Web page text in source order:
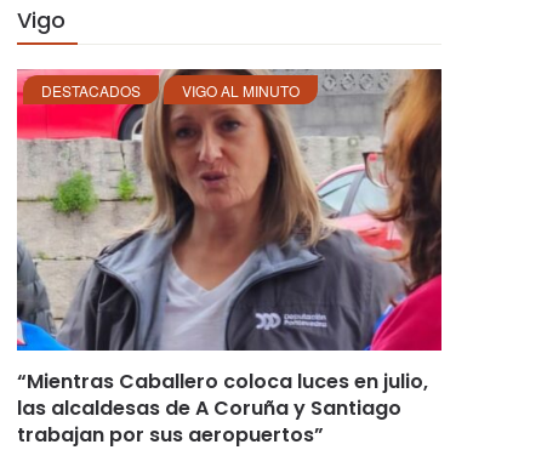
Vigo
DESTACADOS VIGO AL MINUTO
“Mientras Caballero coloca luces en julio,
las alcaldesas de A Coruña y Santiago
trabajan por sus aeropuertos”